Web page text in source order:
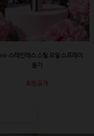
스테인레스 스틸 오일 스프레이
용기
회원공개